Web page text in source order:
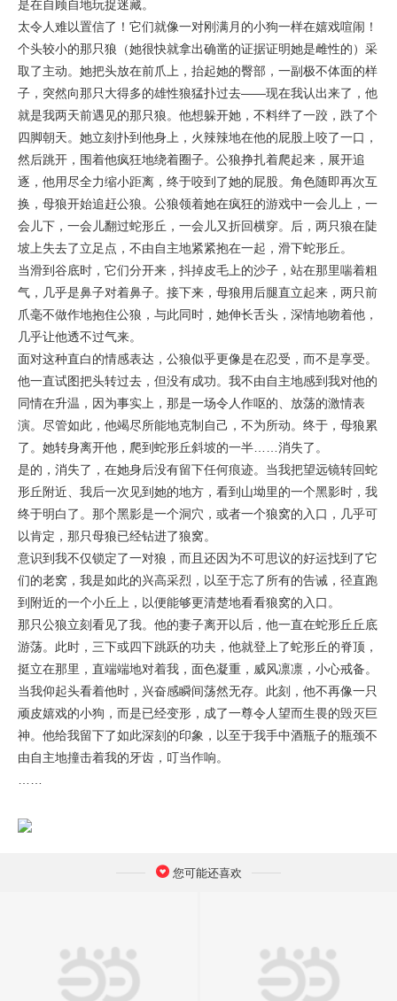
是在自顾自地玩捉迷藏。
太令人难以置信了！它们就像一对刚满月的小狗一样在嬉戏喧闹！
个头较小的那只狼（她很快就拿出确凿的证据证明她是雌性的）采
取了主动。她把头放在前爪上，抬起她的臀部，一副极不体面的样
子，突然向那只大得多的雄性狼猛扑过去——现在我认出来了，他
就是我两天前遇见的那只狼。他想躲开她，不料绊了一跤，跌了个
四脚朝天。她立刻扑到他身上，火辣辣地在他的屁股上咬了一口，
然后跳开，围着他疯狂地绕着圈子。公狼挣扎着爬起来，展开追
逐，他用尽全力缩小距离，终于咬到了她的屁股。角色随即再次互
换，母狼开始追赶公狼。公狼领着她在疯狂的游戏中一会儿上，一
会儿下，一会儿翻过蛇形丘，一会儿又折回横穿。后，两只狼在陡
坡上失去了立足点，不由自主地紧紧抱在一起，滑下蛇形丘。
当滑到谷底时，它们分开来，抖掉皮毛上的沙子，站在那里喘着粗
气，几乎是鼻子对着鼻子。接下来，母狼用后腿直立起来，两只前
爪毫不做作地抱住公狼，与此同时，她伸长舌头，深情地吻着他，
几乎让他透不过气来。
面对这种直白的情感表达，公狼似乎更像是在忍受，而不是享受。
他一直试图把头转过去，但没有成功。我不由自主地感到我对他的
同情在升温，因为事实上，那是一场令人作呕的、放荡的激情表
演。尽管如此，他竭尽所能地克制自己，不为所动。终于，母狼累
了。她转身离开他，爬到蛇形丘斜坡的一半……消失了。
是的，消失了，在她身后没有留下任何痕迹。当我把望远镜转回蛇
形丘附近、我后一次见到她的地方，看到山坳里的一个黑影时，我
终于明白了。那个黑影是一个洞穴，或者一个狼窝的入口，几乎可
以肯定，那只母狼已经钻进了狼窝。
意识到我不仅锁定了一对狼，而且还因为不可思议的好运找到了它
们的老窝，我是如此的兴高采烈，以至于忘了所有的告诫，径直跑
到附近的一个小丘上，以便能够更清楚地看看狼窝的入口。
那只公狼立刻看见了我。他的妻子离开以后，他一直在蛇形丘丘底
游荡。此时，三下或四下跳跃的功夫，他就登上了蛇形丘的脊顶，
挺立在那里，直端端地对着我，面色凝重，威风凛凛，小心戒备。
当我仰起头看着他时，兴奋感瞬间荡然无存。此刻，他不再像一只
顽皮嬉戏的小狗，而是已经变形，成了一尊令人望而生畏的毁灭巨
神。他给我留下了如此深刻的印象，以至于我手中酒瓶子的瓶颈不
由自主地撞击着我的牙齿，叮当作响。
您可能还喜欢